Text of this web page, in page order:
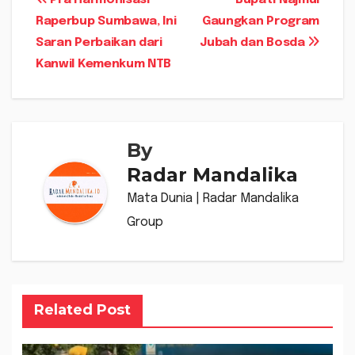
pos
Gaungkan Program
Jubah dan Bosda
Raperbup Sumbawa, Ini
Saran Perbaikan dari
Kanwil Kemenkum NTB
By
Radar Mandalika
Mata Dunia | Radar Mandalika
Group
Related Post